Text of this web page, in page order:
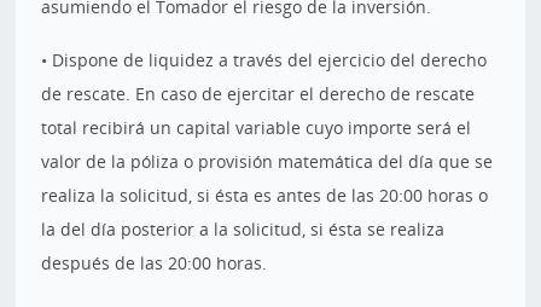
asumiendo el Tomador el riesgo de la inversión.
• Dispone de liquidez a través del ejercicio del derecho
de rescate. En caso de ejercitar el derecho de rescate
total recibirá un capital variable cuyo importe será el
valor de la póliza o provisión matemática del día que se
realiza la solicitud, si ésta es antes de las 20:00 horas o
la del día posterior a la solicitud, si ésta se realiza
después de las 20:00 horas.